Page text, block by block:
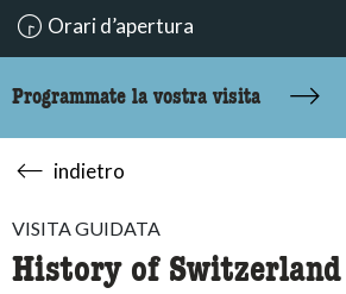
Orari d’apertura
Programmate la vostra visita
indietro
VISITA GUIDATA
History of Switzerland